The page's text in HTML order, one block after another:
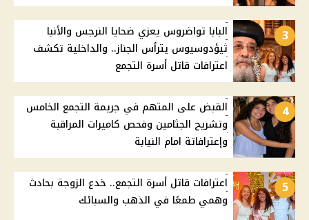
3
البابا تواضروس يعزي ضحايا النرجس والأنبا
ثيؤدوسيوس يترأس الجناز.. والداخلية تكشف
اعترافات قاتل أسرة التجمع
4
القبض على المتهم في جريمة التجمع الخامس
وتشريح الجثامين وفحص كاميرات المراقبة
وإعترافاتة امام النيابة
5
اعترافات قاتل أسرة التجمع.. خدع الزوجة بحادث
وهمي طمعًا في الذهب والسبائك